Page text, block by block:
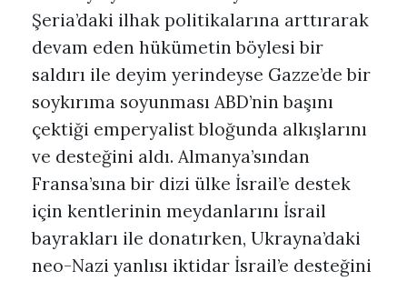
Şeria’daki ilhak politikalarına arttırarak
devam eden hükümetin böylesi bir
saldırı ile deyim yerindeyse Gazze’de bir
soykırıma soyunması ABD’nin başını
çektiği emperyalist bloğunda alkışlarını
ve desteğini aldı. Almanya’sından
Fransa’sına bir dizi ülke İsrail’e destek
için kentlerinin meydanlarını İsrail
bayrakları ile donatırken, Ukrayna’daki
neo-Nazi yanlısı iktidar İsrail’e desteğini